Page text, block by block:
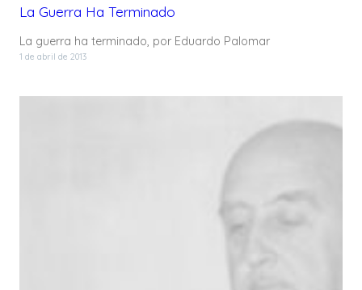
La Guerra Ha Terminado
La guerra ha terminado, por Eduardo Palomar
1 de abril de 2013